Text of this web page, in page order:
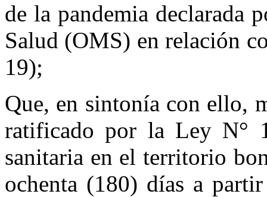
de la pandemia declarada
Salud (OMS) en relación
19);
Que, en sintonía con ello,
ratificado por la Ley N°
sanitaria en el territorio
ochenta (180) días a